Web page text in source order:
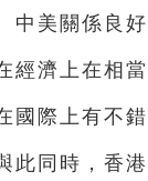
中美關係良
經濟上在相
國際上有不
此同時，香